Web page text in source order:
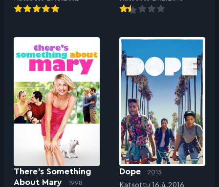
There’s Something
About Mary
1998
Dope 2015
Katsottu 16.4.2016